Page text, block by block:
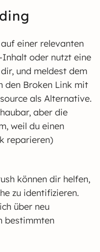
einer relevanten
Inhalt oder nutzt eine
und meldest dem
den Broken Link mit
als Alternative.
aber die
weil du einen
reparieren)
können dir helfen,
zu identifizieren.
über neu
bestimmten